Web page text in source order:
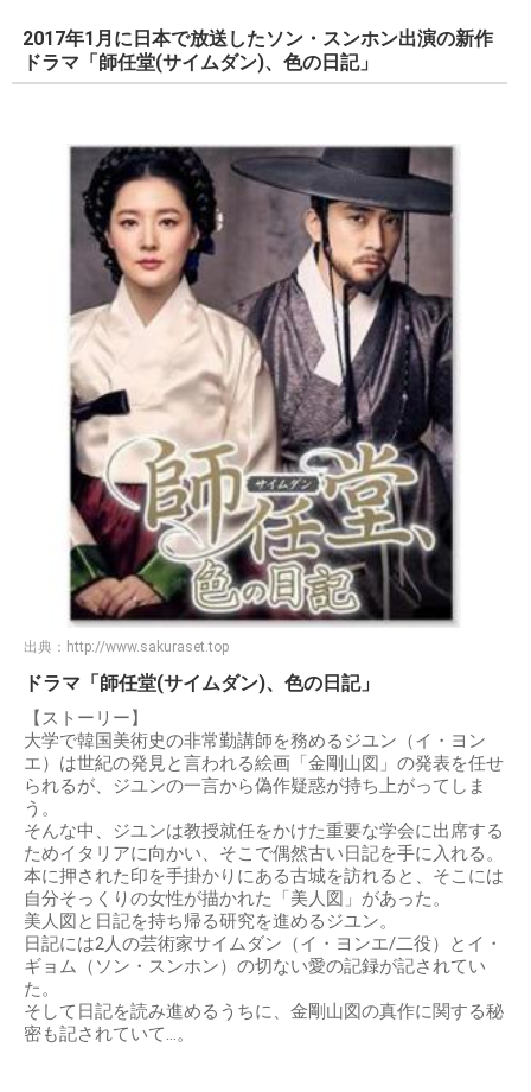
2017年1月に日本で放送したソン・スンホン出演の新作
ドラマ「師任堂(サイムダン)、色の日記」
出典： http://www.sakuraset.top
ドラマ「師任堂(サイムダン)、色の日記」
【ストーリー】
大学で韓国美術史の非常勤講師を務めるジユン（イ・ヨン
エ）は世紀の発見と言われる絵画「金剛山図」の発表を任せ
られるが、ジユンの一言から偽作疑惑が持ち上がってしま
う。
そんな中、ジユンは教授就任をかけた重要な学会に出席する
ためイタリアに向かい、そこで偶然古い日記を手に入れる。
本に押された印を手掛かりにある古城を訪れると、そこには
自分そっくりの女性が描かれた「美人図」があった。
美人図と日記を持ち帰る研究を進めるジユン。
日記には2人の芸術家サイムダン（イ・ヨンエ/二役）とイ・
ギョム（ソン・スンホン）の切ない愛の記録が記されてい
た。
そして日記を読み進めるうちに、金剛山図の真作に関する秘
密も記されていて…。